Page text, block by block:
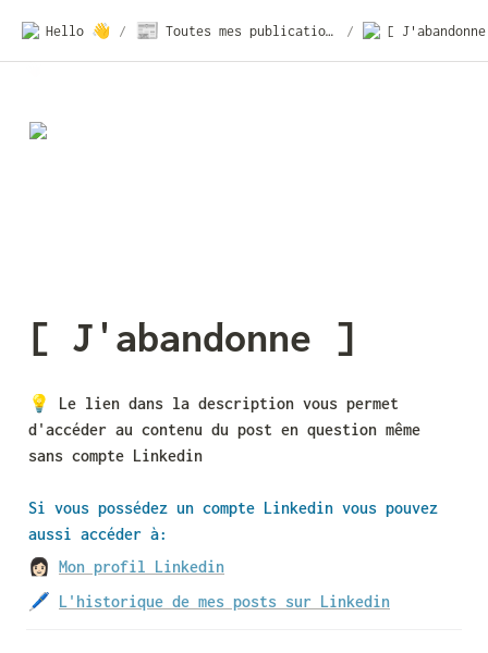
Hello 👋 / 📰 Toutes mes publications / [
[ J'abandonne ]
💡 Le lien dans la description vous permet
d'accéder au contenu du post en question même
sans compte Linkedin
Si vous possédez un compte Linkedin vous pouvez
aussi accéder à:
👩🏻 Mon profil Linkedin
🖊 L'historique de mes posts sur Linkedin